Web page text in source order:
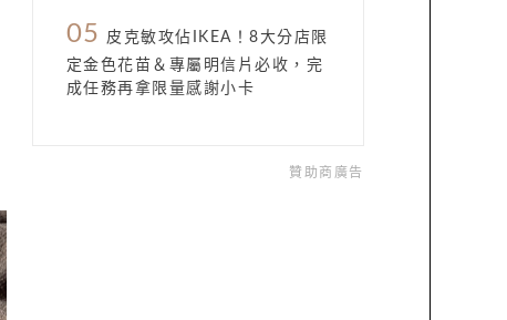
05
皮克敏攻佔IKEA！8大分店限
定金色花苗＆專屬明信片必收，完
成任務再拿限量感謝小卡
贊助商廣告